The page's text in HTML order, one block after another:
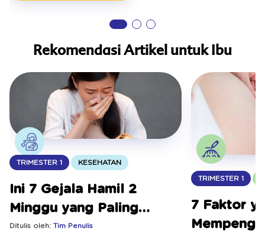
Rekomendasi Artikel untuk Ibu
TRIMESTER 1 KESEHATAN
Ini 7 Gejala Hamil 2
Minggu yang Paling
Sering Muncul
Ditulis oleh: Tim Penulis
TRIMESTER 1
7 Faktor